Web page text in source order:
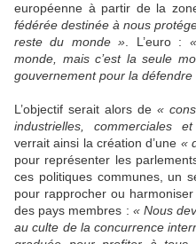
européenne à partir de la
fédérée destinée à nous
reste du monde » . L’euro :
monde, mais c’est la seule
gouvernement pour la défendre
L’objectif serait alors de «
industrielles, commerciales
verrait ainsi la création d’une «
pour représenter les
ces politiques communes, un
pour rapprocher ou
des pays membres : « Nous
au culte de la concurrence